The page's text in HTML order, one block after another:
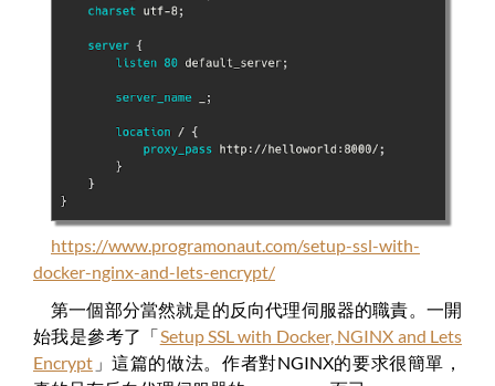
https://www.programonaut.com/setup-ssl-with-
docker-nginx-and-lets-encrypt/
第一個部分當然就是的反向代理伺服器的職責。一開
始我是參考了「Setup SSL with Docker, NGINX and Lets
Encrypt 」這篇的做法。作者對NGINX的要求很簡單，